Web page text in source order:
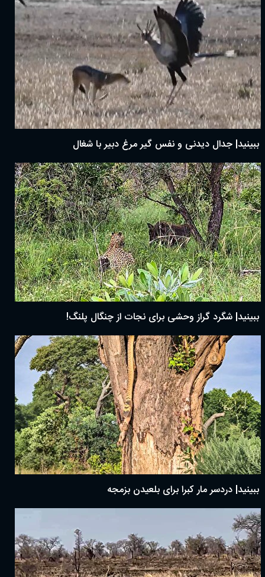
ببینید| جدال دیدنی و نفس گیر مرغ دبیر با شغال
ببینید| شگرد گراز وحشی برای نجات از چنگال پلنگ!
ببینید| دردسر مار کبرا برای بلعیدن بزمجه